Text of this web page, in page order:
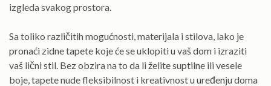
izgleda svakog prostora.
Sa toliko različitih mogućnosti, materijala i stilova, lako je
pronaći zidne tapete koje će se uklopiti u vaš dom i izraziti
vaš lični stil. Bez obzira na to da li želite suptilne ili vesele
boje, tapete nude fleksibilnost i kreativnost u uređenju doma